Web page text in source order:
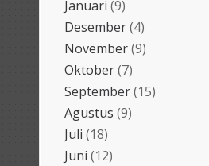
Januari (9)
Desember(4)
November(9)
Oktober(7)
September(15)
Agustus (9)
Juli (18)
Juni (12)